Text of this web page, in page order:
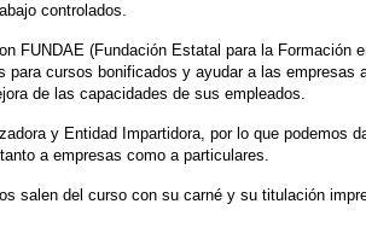
controlados.
FUNDAE (Fundación Estatal para la Formación
para cursos bonificados y ayudar a las empresas
de las capacidades de sus empleados.
y Entidad Impartidora, por lo que podemos
a empresas como a particulares.
salen del curso con su carné y su titulación